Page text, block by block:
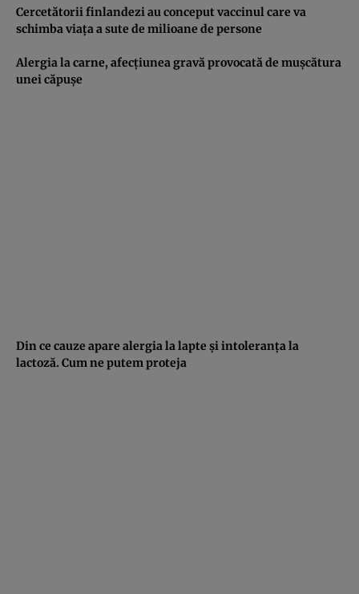
Cercetătorii finlandezi au conceput vaccinul care va
schimba viaţa a sute de milioane de persone
Alergia la carne, afecţiunea gravă provocată de muşcătura
unei căpuşe
Din ce cauze apare alergia la lapte şi intoleranţa la
lactoză. Cum ne putem proteja